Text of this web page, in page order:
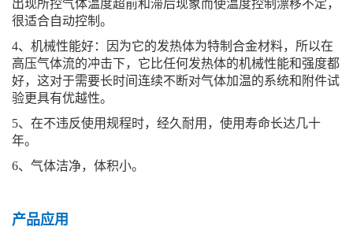
出现所控气体温度超前和滞后现象而使温度控制漂移不定，
很适合自动控制。
4、机械性能好：因为它的发热体为特制合金材料，所以在
高压气体流的冲击下，它比任何发热体的机械性能和强度都
好，这对于需要长时间连续不断对气体加温的系统和附件试
验更具有优越性。
5、在不违反使用规程时，经久耐用，使用寿命长达几十
年。
6、气体洁净，体积小。
产品应用